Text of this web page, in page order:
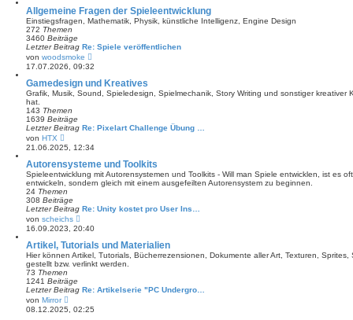
B
e
i
a
Allgemeine Fragen der Spieleentwicklung
Einstiegsfragen, Mathematik, Physik, künstliche Intelligenz, Engine Design
272 Themen
3460 Beiträge
Letzter Beitrag Re: Spiele veröffentlichen
von woodsmoke
e
u
e
s
t
e
t
a
g
17.07.2026, 09:32
Gamedesign und Kreatives
Grafik, Musik, Sound, Spieledesign, Spielmechanik, Story Writing und sonstiger kreativer
hat.
143 Themen
1639 Beiträge
Letzter Beitrag Re: Pixelart Challenge Übung …
von HTX
e
u
e
s
t
e
r
B
e
i
t
a
g
21.06.2025, 12:34
Autorensysteme und Toolkits
Spieleentwicklung mit Autorensystemen und Toolkits - Will man Spiele entwicklen, ist es
entwickeln, sondern gleich mit einem ausgefeilten Autorensystem zu beginnen.
24 Themen
308 Beiträge
Letzter Beitrag Re: Unity kostet pro User Ins…
von scheichs
e
u
e
s
t
e
B
e
t
16.09.2023, 20:40
Artikel, Tutorials und Materialien
Hier können Artikel, Tutorials, Bücherrezensionen, Dokumente aller Art, Texturen,
gestellt bzw. verlinkt werden.
73 Themen
1241 Beiträge
Letzter Beitrag Re: Artikelserie "PC Undergro…
von Mirror
u
08.12.2025, 02:25